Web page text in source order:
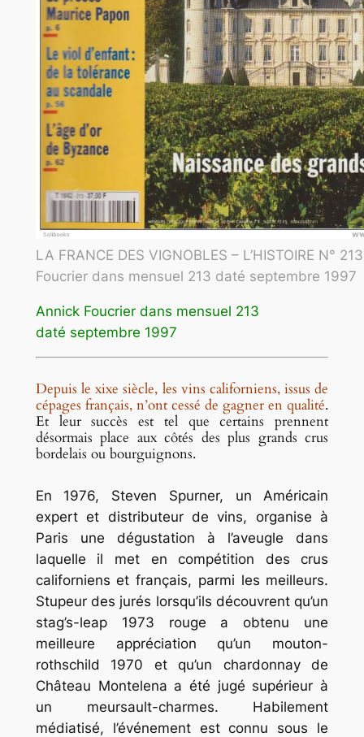
LA FRANCE DES VIGNOBLES – L’HISTOIRE N°
Foucrier dans mensuel 213 daté septembre 1997
Annick Foucrier dans mensuel 213
daté septembre 1997
Depuis le xixe siècle, les vins californiens, issus de
cépages français, n’ont cessé de gagner en qualité.
Et leur succès est tel que certains prennent
désormais place aux côtés des plus grands crus
bordelais ou bourguignons.
En 1976, Steven Spurner, un Américain
expert et distributeur de vins, organise à
Paris une dégustation à l’aveugle dans
laquelle il met en compétition des crus
californiens et français, parmi les meilleurs.
Stupeur des jurés lorsqu’ils découvrent qu’un
stag’s-leap 1973 rouge a obtenu une
meilleure appréciation qu’un mouton-
rothschild 1970 et qu’un chardonnay de
Château Montelena a été jugé supérieur à
un meursault-charmes. Habilement
médiatisé, l’événement est connu sous le